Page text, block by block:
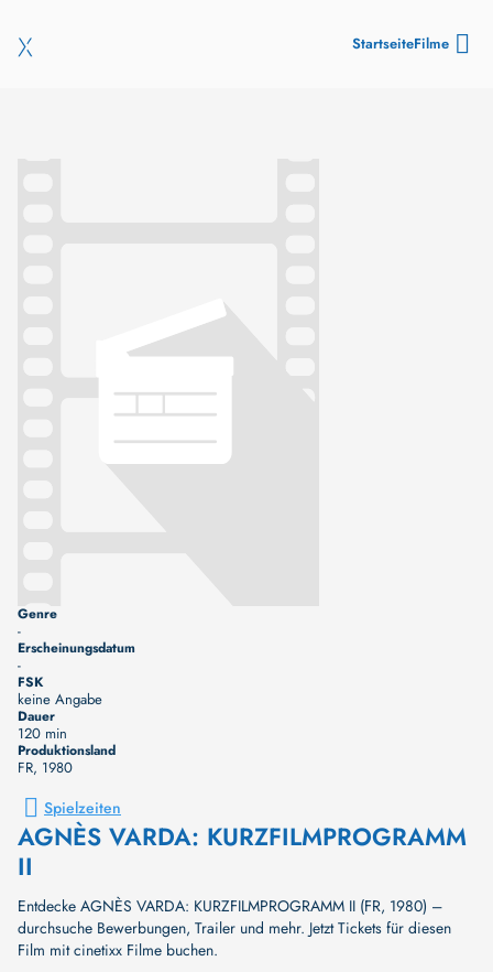
StartseiteFilme
Genre
-
Erscheinungsdatum
-
FSK
keine Angabe
Dauer
120 min
Produktionsland
FR, 1980
Spielzeiten
AGNÈS VARDA: KURZFILMPROGRAMM
II
Entdecke AGNÈS VARDA: KURZFILMPROGRAMM II (FR, 1980) –
durchsuche Bewerbungen, Trailer und mehr. Jetzt Tickets für diesen
Film mit cinetixx Filme buchen.